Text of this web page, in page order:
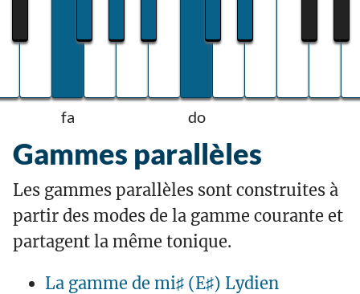
fa do
Gammes parallèles
Les gammes parallèles sont construites à
partir des modes de la gamme courante et
partagent la même tonique.
La gamme de mi♯ (E♯) Lydien